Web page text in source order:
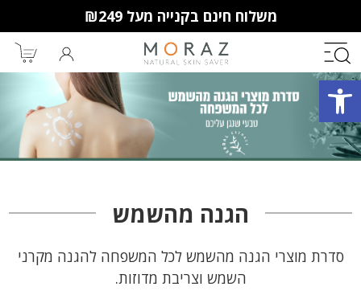
משלוח חינם בקנייה מעל ₪249
חברי מועדון מורז נהנים יותר!
מבצעים שווים
הבאות.
הגנה מהשמש
סדרת מוצרי הגנה מהשמש לכל המשפחה להגנה מקרני
השמש וצריבת מדוזות.
פתח סרגל נגישות